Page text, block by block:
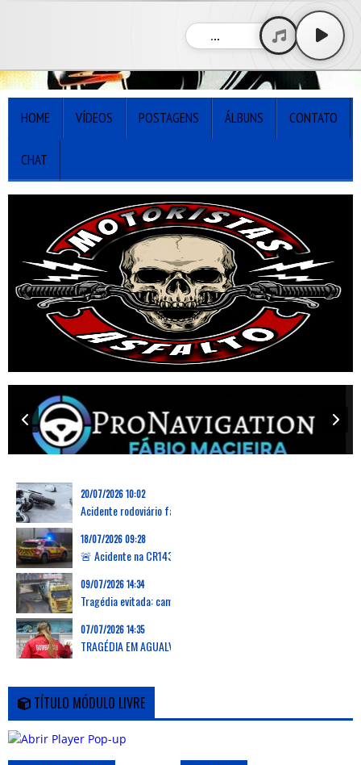
...
HOME VÍDEOS POSTAGENS ÁLBUNS CONTATO
CHAT
20/07/2026 10:02
18/07/2026 09:28
09/07/2026 14:34
07/07/2026 14:35
TÍTULO MÓDULO LIVRE